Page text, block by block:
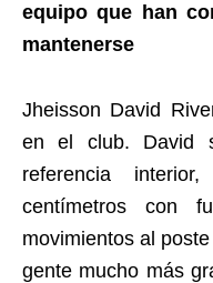
equipo que han
mantenerse
Jheisson David
en el club. David
referencia
centímetros con
movimientos al
gente mucho más